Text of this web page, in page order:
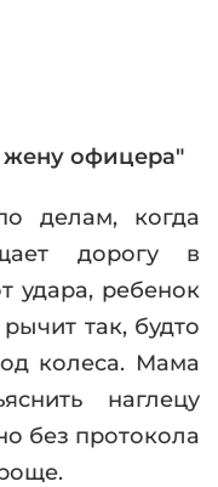
жену офицера"
делам, когда
дорогу в
удара, ребенок
так, будто
колеса. Мама
наглецу
без протокола